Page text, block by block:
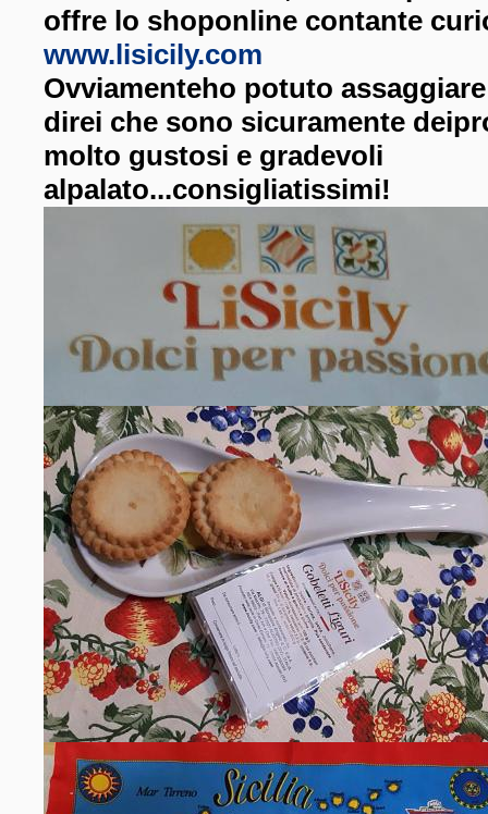
offre lo shoponline contante
www.lisicily.com
Ovviamenteho potuto
direi che sono sicuramente
molto gustosi e gradevoli
alpalato...consigliatissimi!